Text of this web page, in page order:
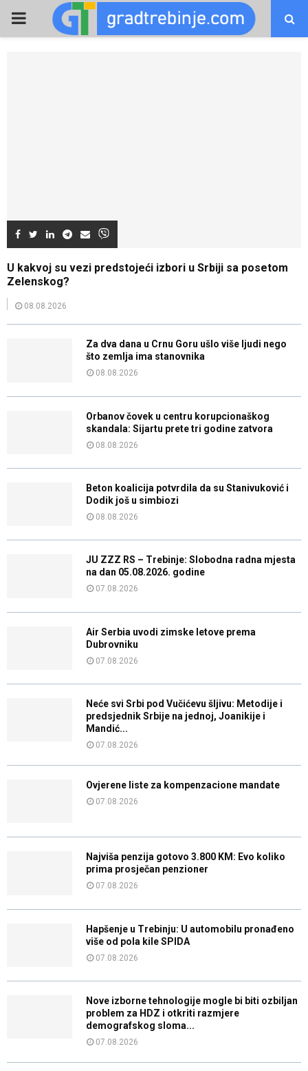
PRIMARY
U kakvoj su vezi predstojeći izbori u Srbiji sa posetom
Zelenskog?
08.08.2026
Za dva dana u Crnu Goru ušlo više ljudi nego
što zemlja ima stanovnika
08.08.2026
Orbanov čovek u centru korupcionaškog
skandala: Sijartu prete tri godine zatvora
08.08.2026
Beton koalicija potvrdila da su Stanivuković i
Dodik još u simbiozi
08.08.2026
JU ZZZ RS – Trebinje: Slobodna radna mjesta
na dan 05.08.2026. godine
07.08.2026
Air Serbia uvodi zimske letove prema
Dubrovniku
07.08.2026
Neće svi Srbi pod Vučićevu šljivu: Metodije i
predsjednik Srbije na jednoj, Joanikije i
Mandić...
07.08.2026
Ovjerene liste za kompenzacione mandate
07.08.2026
Najviša penzija gotovo 3.800 KM: Evo koliko
prima prosječan penzioner
07.08.2026
Hapšenje u Trebinju: U automobilu pronađeno
više od pola kile SPIDA
07.08.2026
Nove izborne tehnologije mogle bi biti ozbiljan
problem za HDZ i otkriti razmjere
demografskog sloma...
07.08.2026